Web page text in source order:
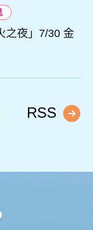
之夜」7/30 金
RSS